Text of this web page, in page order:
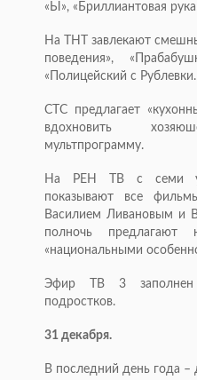
«Ы», «Бриллиантовая
На ТНТ завлекают
поведения»,
«Полицейский с
СТС предлагает
вдохновить
мультпрограмму.
На РЕН ТВ с семи
показывают все
Василием Ливановым и
полночь предлагают
«национальными
Эфир ТВ 3
подростков.
31 декабря.
В последний день года –